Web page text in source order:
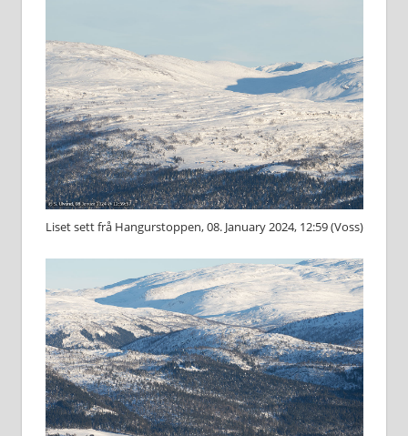
Liset sett frå Hangurstoppen, 08. January 2024, 12:59 (Voss)